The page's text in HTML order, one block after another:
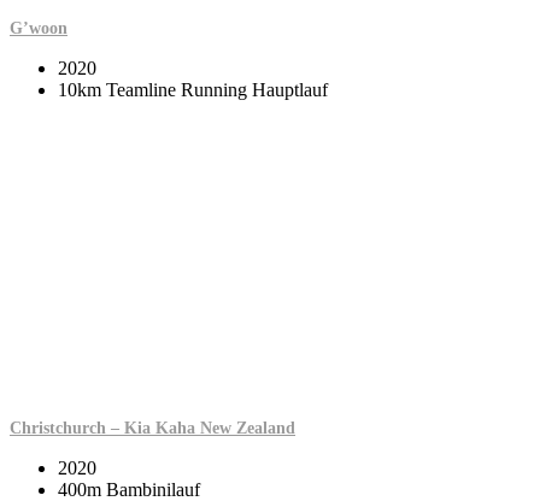
G’woon
2020
10km Teamline Running Hauptlauf
Christchurch – Kia Kaha New Zealand
2020
400m Bambinilauf